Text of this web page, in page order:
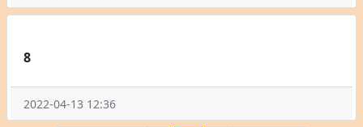
8
2022-04-13 12:36